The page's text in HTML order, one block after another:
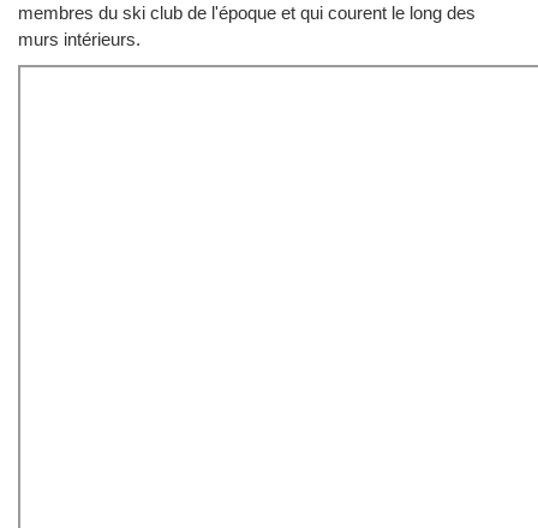
membres du ski club de l'époque et qui courent le long des
murs intérieurs.